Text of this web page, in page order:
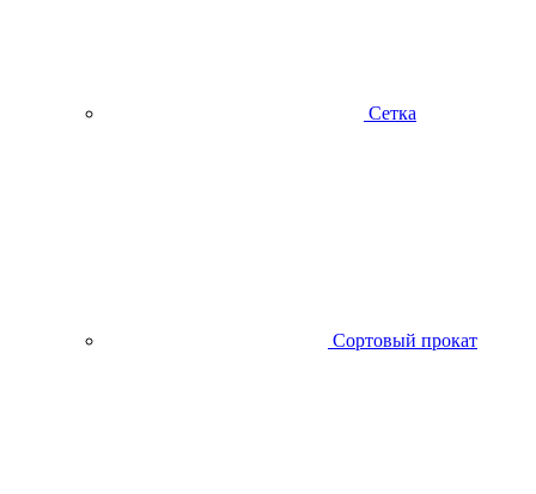
Сетка
Сортовый прокат